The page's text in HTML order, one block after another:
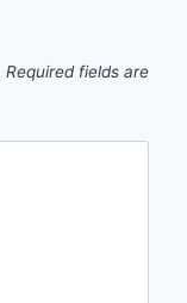
Required fields are